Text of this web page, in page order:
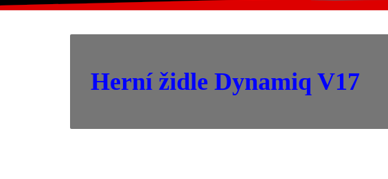
Herní židle Dynamiq V17